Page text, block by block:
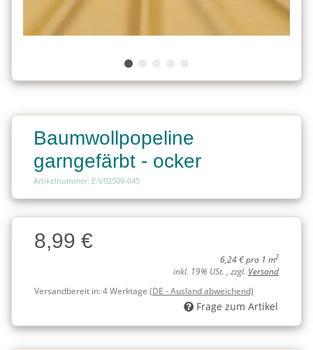
Baumwollpopeline
garngefärbt - ocker
Artikelnummer: E-V02509-045
Charge
Charge8,99 €
6,24 € pro 1 m2
inkl. 19% USt. , zzgl. Versand
Versandbereit in:4 Werktage (DE - Ausland abweichend)
Frage zum Artikel